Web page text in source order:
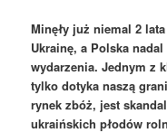
Minęły już niemal 2
Ukrainę, a Polska
wydarzenia. Jednym z
tylko dotyka naszą
rynek zbóż, jest
ukraińskich płodów